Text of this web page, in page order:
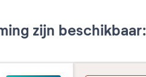
zijn beschikbaar: